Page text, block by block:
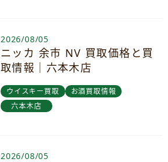
2026/08/05
ニッカ 余市 NV 買取価格と買
取情報｜六本木店
ウイスキー買取
お酒買取情報
六本木店
2026/08/05